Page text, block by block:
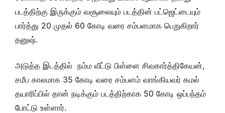
படத்திற்கு இருக்கும் வசூலையும் படத்தின் பட்ஜெட்டையும்
பார்த்து 20 முதல் 60 கோடி வரை சம்பளமாக பெறுகிறார்
தனுஷ்.
அடுத்த இடத்தில் நம்ம வீட்டு பிள்ளை சிவகார்த்திகேயன்,
சமீப காலமாக 35 கோடி வரை சம்பளம் வாங்கியவர் கமல்
தயாரிப்பில் தான் நடிக்கும் படத்திற்காக 50 கோடி ஒப்பந்தம்
போட்டு உள்ளார்.